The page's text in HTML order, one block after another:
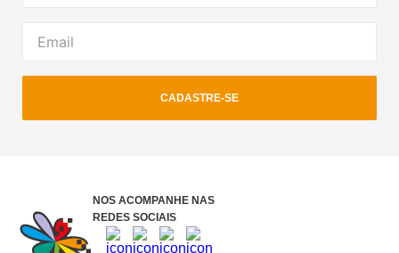
CADASTRE-SE
NOS ACOMPANHE NAS
REDES SOCIAIS